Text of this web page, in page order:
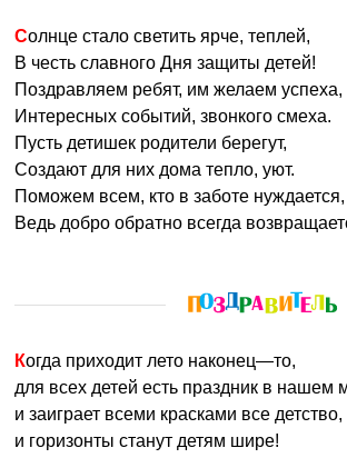
Солнце стало светить ярче, теплей,
В честь славного Дня защиты детей!
Поздравляем ребят, им желаем успеха,
Интересных событий, звонкого смеха.
Пусть детишек родители берегут,
Создают для них дома тепло, уют.
Поможем всем, кто в заботе нуждается,
Ведь добро обратно всегда
Когда приходит лето наконец—то,
для всех детей есть праздник в нашем
и заиграет всеми красками все детство,
и горизонты станут детям шире!